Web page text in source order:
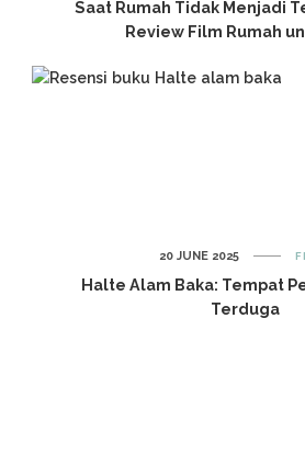
Saat Rumah Tidak Menjadi
Review Film Rumah
Halte Alam Baka: Tempat
Terduga
20 JUNE 2025